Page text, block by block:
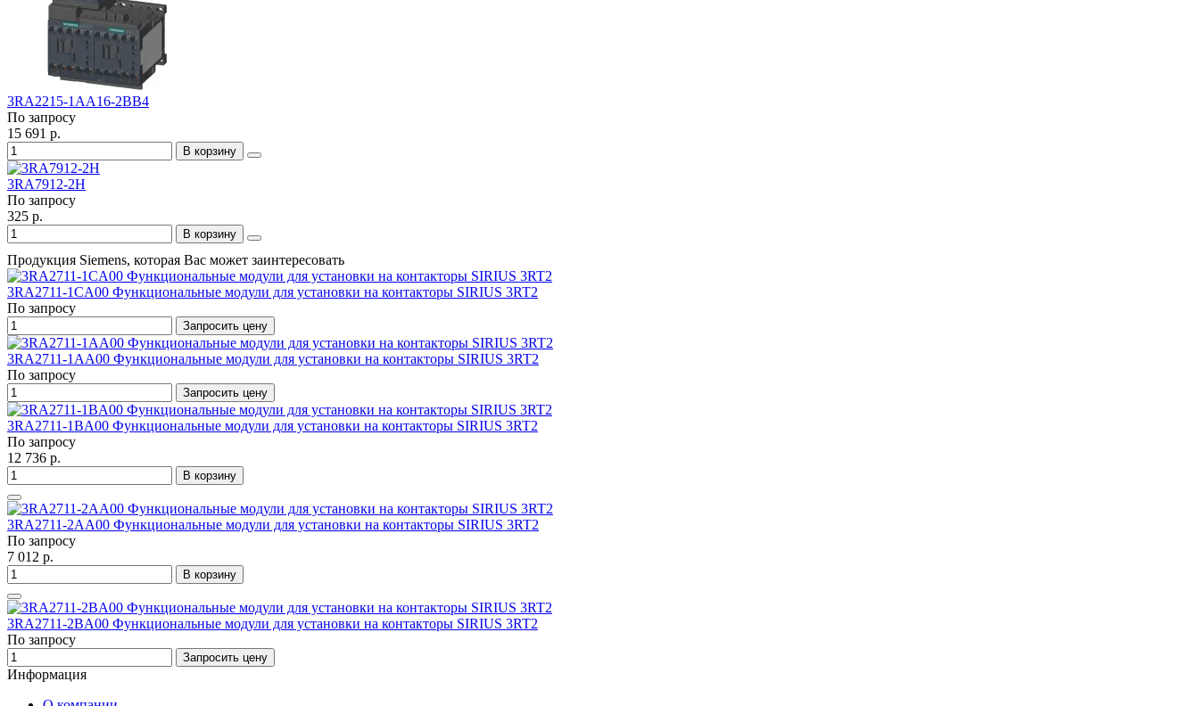
3RA2215-1AA16-2BB4
По запросу
15 691 р.
В корзину
3RA7912-2H
По запросу
325 р.
В корзину
Продукция Siemens, которая Вас может заинтересовать
3RA2711-1CA00 Функциональные модули для установки на контакторы SIRIUS 3RT2
По запросу
Запросить цену
3RA2711-1AA00 Функциональные модули для установки на контакторы SIRIUS 3RT2
По запросу
Запросить цену
3RA2711-1BA00 Функциональные модули для установки на контакторы SIRIUS 3RT2
По запросу
12 736 р.
В корзину
3RA2711-2AA00 Функциональные модули для установки на контакторы SIRIUS 3RT2
По запросу
7 012 р.
В корзину
3RA2711-2BA00 Функциональные модули для установки на контакторы SIRIUS 3RT2
По запросу
Запросить цену
Информация